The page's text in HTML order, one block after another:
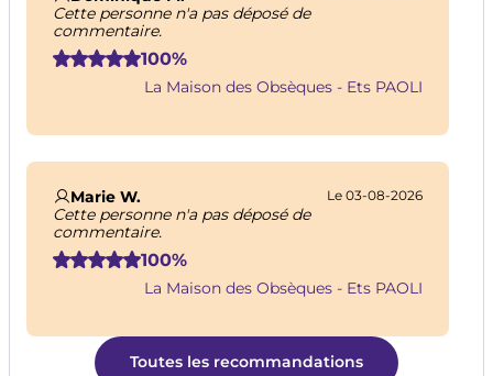
Cette personne n'a pas déposé de
commentaire.
100%
La Maison des Obsèques - Ets PAOLI
Marie W. Le 03-08-2026
Cette personne n'a pas déposé de
commentaire.
100%
La Maison des Obsèques - Ets PAOLI
Toutes les recommandations